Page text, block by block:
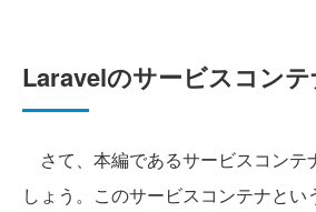
Laravelのサービスコンテ
さて、本編であるサービスコンテ
しょう。このサービスコンテナとい